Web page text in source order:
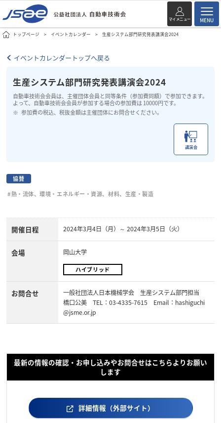
マイメニュー MENU
トップページ イベントカレンダー 生産システム部門研究発表講演会2024
イベントカレンダートップへ戻る
生産システム部門研究発表講演会2024
自動車技術会会員は、主催団体会員と同等条件（参加費同額）で参加できます。
よって、自動車技術会会員が参加する場合の参加費は 10000円です。
参加費の税込、税抜金額は主催団体にお問合せください。
講演会
協賛
#熱・流体、環境・エネルギー・資源、材料、生産・製造
開催日程 2024年3月4日（月）～ 2024年3月5日（火）
会場 岡山大学
ハイブリッド
お問合せ
一般社団法人日本機械学会 生産システム部門担当
橋口公美 TEL：03-4335-7615 Email：hashiguchi
@jsme.or.jp
最新の情報の確認・お申し込みやお問合せはこちらよりお願い
します
詳細情報（外部サイト）